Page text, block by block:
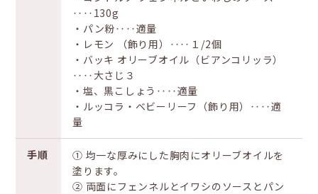
‥‥130g
・パン粉‥‥適量
・レモン （飾り用）‥‥１/2個
・バッキ オリーブオイル（ビアンコリッラ）
‥‥大さじ３
・塩、黒こしょう‥‥適量
・ルッコラ・ベビーリーフ（飾り用）‥‥適
量
手順
① 均一な厚みにした胸肉にオリーブオイルを
塗ります。
② 両面にフェンネルとイワシのソースとパン